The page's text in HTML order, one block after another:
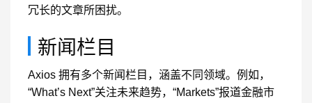
冗长的文章所困扰。
新闻栏目
Axios 拥有多个新闻栏目，涵盖不同领域。例如，
“What’s Next”关注未来趋势，“Markets”报道金融市